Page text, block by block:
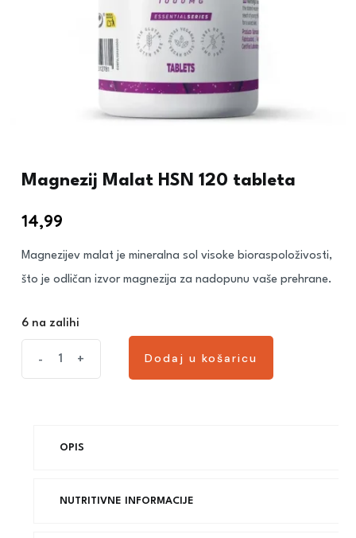
Magnezij Malat HSN 120 tableta
14,99
Magnezijev malat je mineralna sol visoke bioraspoloživosti,
što je odličan izvor magnezija za nadopunu vaše prehrane.
6 na zalihi
- +
Dodaj u košaricu
OPIS
NUTRITIVNE INFORMACIJE